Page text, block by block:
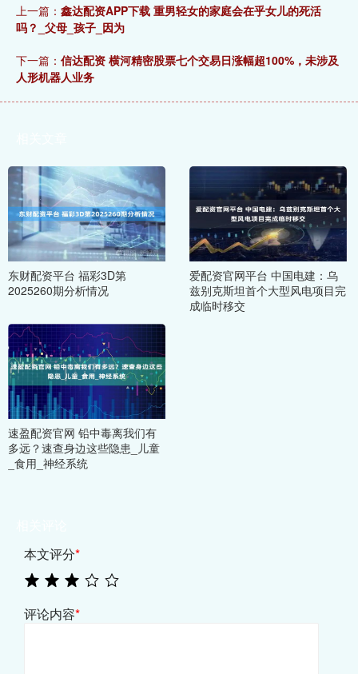
上一篇： 鑫达配资APP下载 重男轻女的家庭会在乎女儿的死活
吗？_父母_孩子_因为
下一篇： 信达配资 横河精密股票七个交易日涨幅超100%，未涉及
人形机器人业务
东财配资平台 福彩3D第
2025260期分析情况
爱配资官网平台 中国电建：乌
兹别克斯坦首个大型风电项目完
成临时移交
速盈配资官网 铅中毒离我们有
多远？速查身边这些隐患_儿童
_食用_神经系统
本文评分*
评论内容*